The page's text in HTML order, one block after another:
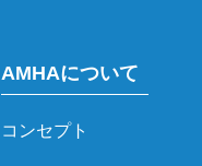
AMHAについて
コンセプト